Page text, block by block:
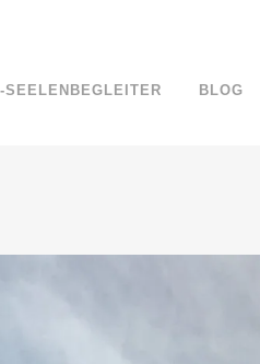
SEELENBEGLEITER BLOG